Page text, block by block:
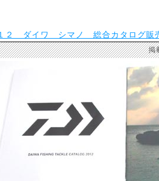
２ ダイワ シマノ 総合カタログ販売
掲